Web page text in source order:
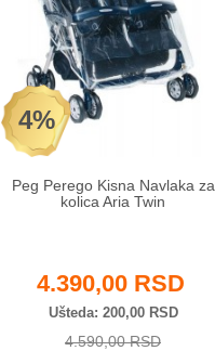
4%
Peg Perego Kisna Navlaka za
kolica Aria Twin
4.390,00 RSD
Ušteda 200,00 RSD
4.590,00 RSD